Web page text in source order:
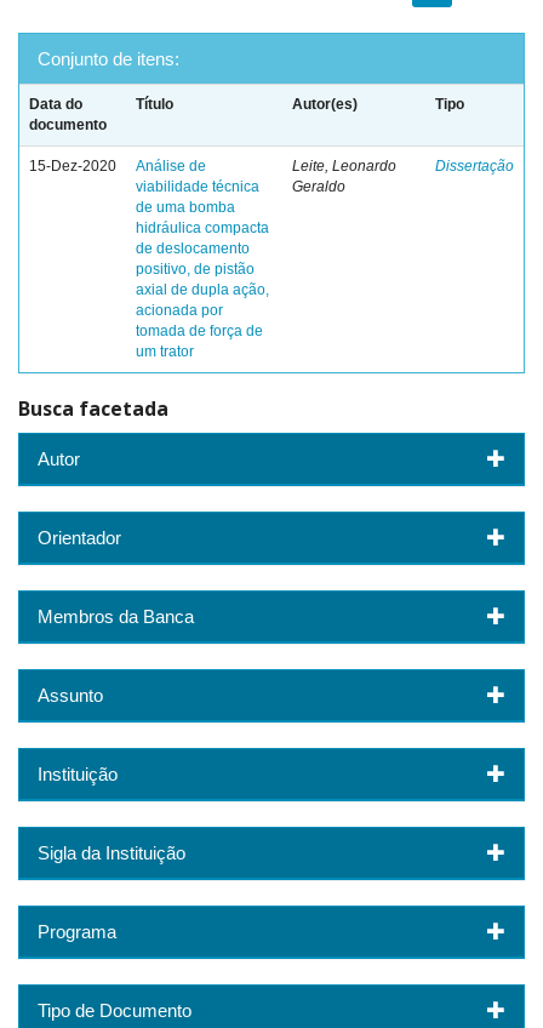
Conjunto de itens:
Data do
documento
Título Autor(es) Tipo
15-Dez-2020
Análise de
viabilidade técnica
de uma bomba
hidráulica compacta
de deslocamento
positivo, de pistão
axial de dupla ação,
acionada por
tomada de força de
um trator
Leite, Leonardo
Geraldo
Dissertação
Busca facetada
Autor
Orientador
Membros da Banca
Assunto
Instituição
Sigla da Instituição
Programa
Tipo de Documento